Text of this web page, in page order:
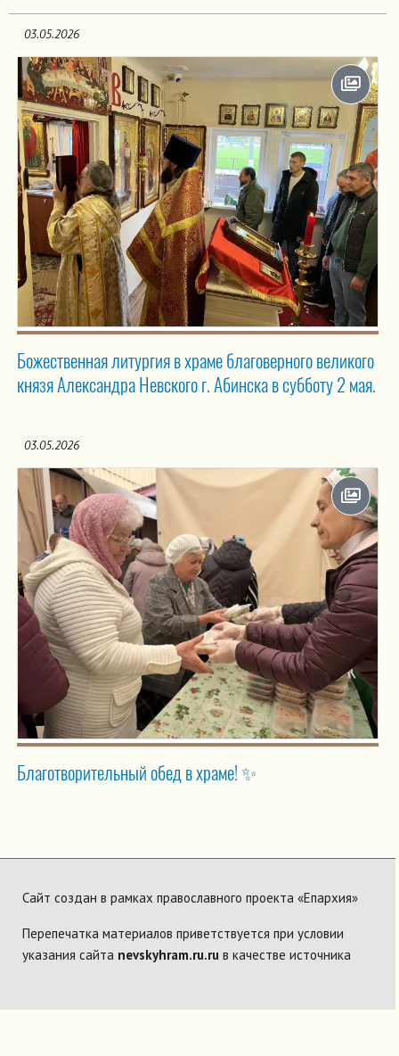
03.05.2026
Божественная литургия в храме благоверного великого
князя Александра Невского г. Абинска в субботу 2 мая.
03.05.2026
Благотворительный обед в храме! ✨
Сайт создан в рамках православного проекта «Епархия»
Перепечатка материалов приветствуется при условии
указания сайта nevskyhram.ru.ru в качестве источника